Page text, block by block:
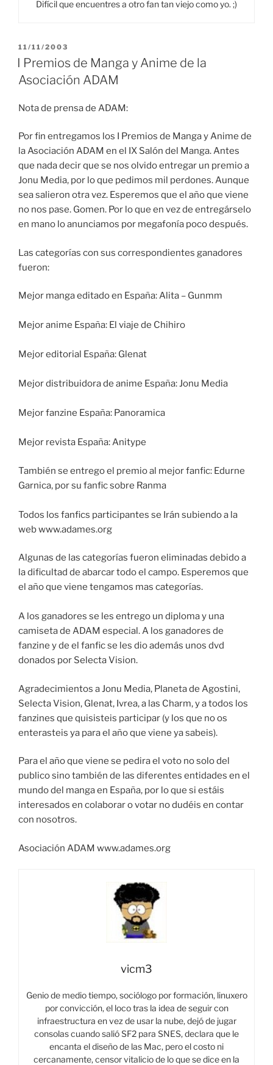
Difícil que encuentres a otro fan tan viejo como yo. ;)
PUBLICADO
EL
11/11/2003
I Premios de Manga y Anime de la
Asociación ADAM
Nota de prensa de ADAM:
Por fin entregamos los I Premios de Manga y Anime de
la Asociación ADAM en el IX Salón del Manga. Antes
que nada decir que se nos olvido entregar un premio a
Jonu Media, por lo que pedimos mil perdones. Aunque
sea salieron otra vez. Esperemos que el año que viene
no nos pase. Gomen. Por lo que en vez de entregárselo
en mano lo anunciamos por megafonía poco después.
Las categorías con sus correspondientes ganadores
fueron:
Mejor manga editado en España: Alita – Gunmm
Mejor anime España: El viaje de Chihiro
Mejor editorial España: Glenat
Mejor distribuidora de anime España: Jonu Media
Mejor fanzine España: Panoramica
Mejor revista España: Anitype
También se entrego el premio al mejor fanfic: Edurne
Garnica, por su fanfic sobre Ranma
Todos los fanfics participantes se Irán subiendo a la
web www.adames.org
Algunas de las categorías fueron eliminadas debido a
la dificultad de abarcar todo el campo. Esperemos que
el año que viene tengamos mas categorías.
A los ganadores se les entrego un diploma y una
camiseta de ADAM especial. A los ganadores de
fanzine y de el fanfic se les dio además unos dvd
donados por Selecta Vision.
Agradecimientos a Jonu Media, Planeta de Agostini,
Selecta Vision, Glenat, Ivrea, a las Charm, y a todos los
fanzines que quisisteis participar (y los que no os
enterasteis ya para el año que viene ya sabeis).
Para el año que viene se pedira el voto no solo del
publico sino también de las diferentes entidades en el
mundo del manga en España, por lo que si estáis
interesados en colaborar o votar no dudéis en contar
con nosotros.
Asociación ADAM www.adames.org
vicm3
Genio de medio tiempo, sociólogo por formación, linuxero
por convicción, el loco tras la idea de seguir con
infraestructura en vez de usar la nube, dejó de jugar
consolas cuando salió SF2 para SNES, declara que le
encanta el diseño de las Mac, pero el costo ni
cercanamente, censor vitalicio de lo que se dice en la